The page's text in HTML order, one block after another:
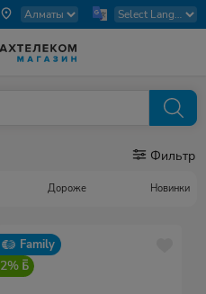
Фильтр
Дороже Новинки
Family
2%